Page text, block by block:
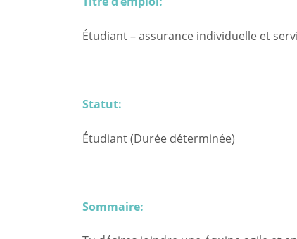
Étudiant – assurance individuelle et
Statut:
Étudiant (Durée déterminée)
Sommaire: